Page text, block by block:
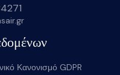
Κανονισμό GDPR